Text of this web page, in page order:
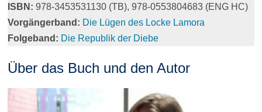
ISBN: 978-3453531130 (TB), 978-0553804683 (ENG HC)
Vorgängerband: Die Lügen des Locke Lamora
Folgeband: Die Republik der Diebe
Über das Buch und den Autor